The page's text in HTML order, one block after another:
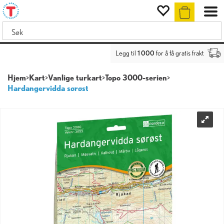
Legg til 1 000 for å få gratis frakt
Hjem>Kart>Vanlige turkart>Topo 3000-serien>
Hardangervidda sørøst